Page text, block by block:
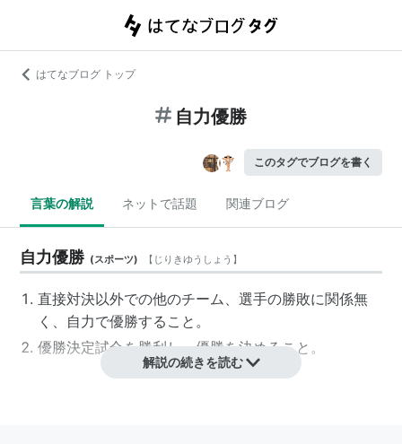
はてなブログ トップ
自力優勝
このタグでブログを書く
言葉の解説 ネットで話題 関連ブログ
自力優勝 (スポーツ) 【 じりきゆうしょう 】
直接対決以外での他のチーム、選手の勝敗に関係無
く、自力で優勝すること。
優勝決定試合を勝利し、優勝を決めること。
解説の続きを読む